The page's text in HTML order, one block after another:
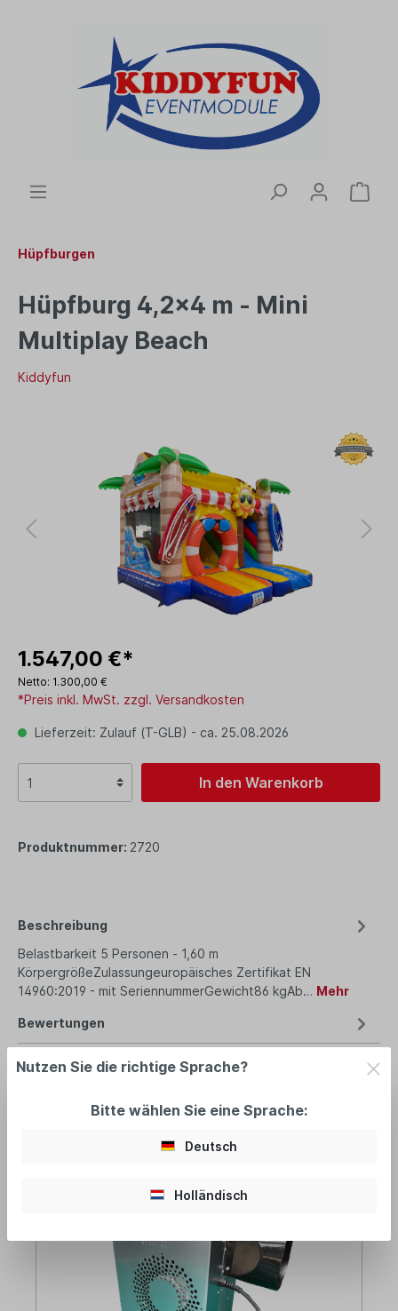
Hüpfburgen
Hüpfburg 4,2x4 m - Mini
Multiplay Beach
Kiddyfun
1.547,00 €*
Netto: 1.300,00 €
*Preis inkl. MwSt. zzgl. Versandkosten
Lieferzeit: Zulauf (T-GLB) - ca. 25.08.2026
In den Warenkorb
Produktnummer: 2720
Beschreibung
Belastbarkeit 5 Personen - 1,60 m
KörpergrößeZulassungeuropäisches Zertifikat EN
14960:2019 - mit SeriennummerGewicht86 kgAb… Mehr
Bewertungen
Nutzen Sie die richtige Sprache?
Bitte wählen Sie eine Sprache:
Deutsch
Holländisch